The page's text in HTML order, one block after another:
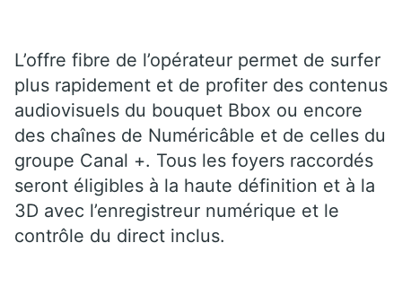
L’offre fibre de l’opérateur permet de surfer
plus rapidement et de profiter des contenus
audiovisuels du bouquet Bbox ou encore
des chaînes de Numéricâble et de celles du
groupe Canal +. Tous les foyers raccordés
seront éligibles à la haute définition et à la
3D avec l’enregistreur numérique et le
contrôle du direct inclus.